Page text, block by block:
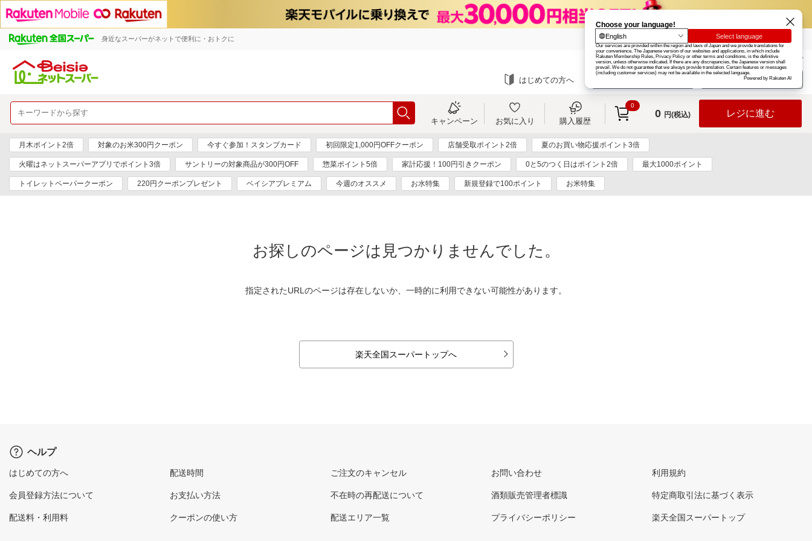
身近なスーパーがネットで便利に・おトクに 楽天グループ カード
お知らせ ヘルプ
はじめての方へ ログイン
キャンペーン お気に入り 購入履歴
0
0 円(税込) レジに進む
月木ポイント2倍 対象のお米300円クーポン 今すぐ参加！スタンプカード 初回限定1,000円OFFクーポン 店舗受取ポイント2倍 夏のお買い物応援ポイント3倍
火曜はネットスーパーアプリでポイント3倍 サントリーの対象商品が300円OFF 惣菜ポイント5倍 家計応援！100円引きクーポン 0と5のつく日はポイント2倍 最大1000ポイント
トイレットペーパークーポン 220円クーポンプレゼント ベイシアプレミアム 今週のオススメ お水特集 新規登録で100ポイント お米特集
お探しのページは見つかりませんでした。
指定されたURLのページは存在しないか、一時的に利用できない可能性があります。
楽天全国スーパートップへ
ヘルプ
はじめての方へ
会員登録方法について
配送料・利用料
配送時間
お支払い方法
クーポンの使い方
ご注文のキャンセル
不在時の再配送について
配送エリア一覧
お問い合わせ
酒類販売管理者標識
プライバシーポリシー
利用規約
特定商取引法に基づく表示
楽天全国スーパートップ